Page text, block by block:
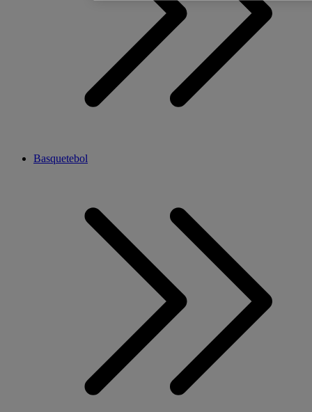
Basquetebol